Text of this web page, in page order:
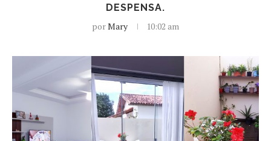
DESPENSA.
porMary 10:02 am